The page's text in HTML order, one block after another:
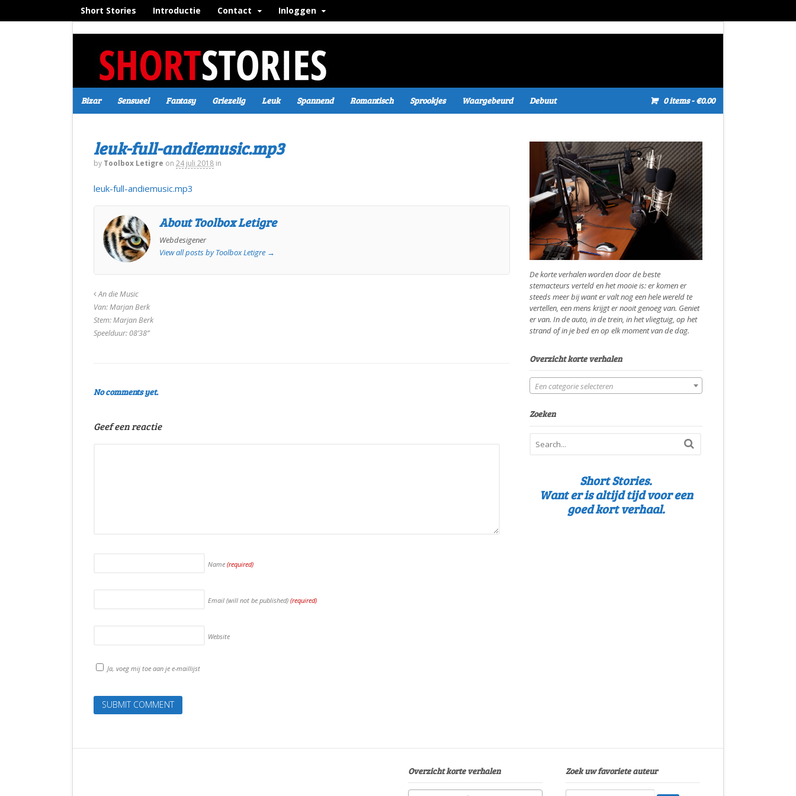
Short Stories Introductie Contact Inloggen
Bizar Sensueel Fantasy Griezelig Leuk Spannend Romantisch Sprookjes Waargebeurd Debuut 0 items- €0.00
leuk-full-andiemusic.mp3
by Toolbox Letigre on 24 juli 2018 in
leuk-full-andiemusic.mp3
About Toolbox Letigre
Webdesigener
View all posts by Toolbox Letigre →
An die Music
Van: Marjan Berk
Stem: Marjan Berk
Speelduur: 08’38”
No comments yet.
Geef een reactie
Name (required)
Email (will not be published) (required)
Website
Ja, voeg mij toe aan je e-maillijst
De korte verhalen worden door de beste
stemacteurs verteld en het mooie is: er komen er
steeds meer bij want er valt nog een hele wereld te
vertellen, een mens krijgt er nooit genoeg van. Geniet
er van. In de auto, in de trein, in het vliegtuig, op het
strand of in je bed en op elk moment van de dag.
Overzicht korte verhalen
Een categorie selecteren
Zoeken
Short Stories.
Want er is altijd tijd voor een
goed kort verhaal.
Overzicht korte verhalen Zoek uw favoriete auteur